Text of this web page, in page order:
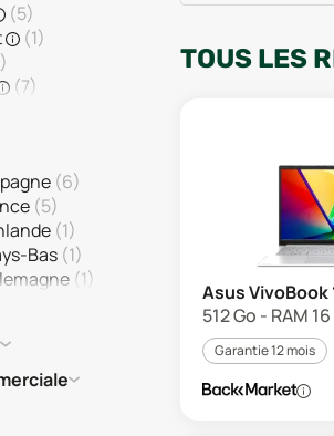
(5)
(1)
)
(7)
(6)
(5)
(1)
Bas (1)
(1)
TOUS LES
Asus VivoBook
512 Go - RAM
Garantie 12 mois